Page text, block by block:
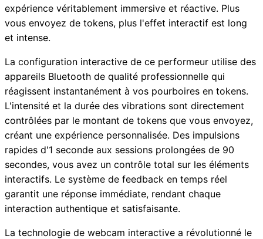
expérience véritablement immersive et réactive. Plus
vous envoyez de tokens, plus l'effet interactif est long
et intense.
La configuration interactive de ce performeur utilise des
appareils Bluetooth de qualité professionnelle qui
réagissent instantanément à vos pourboires en tokens.
L'intensité et la durée des vibrations sont directement
contrôlées par le montant de tokens que vous envoyez,
créant une expérience personnalisée. Des impulsions
rapides d'1 seconde aux sessions prolongées de 90
secondes, vous avez un contrôle total sur les éléments
interactifs. Le système de feedback en temps réel
garantit une réponse immédiate, rendant chaque
interaction authentique et satisfaisante.
La technologie de webcam interactive a révolutionné le